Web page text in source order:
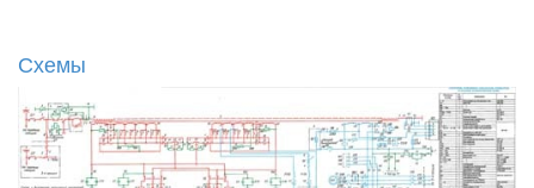
Схемы